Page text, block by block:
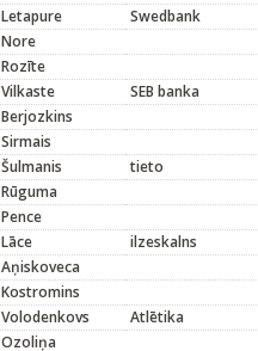
Letapure
Swedbank
Nore
Rozīte
Vilkaste
SEB banka
Berjozkins
Sirmais
Šulmanis
tieto
Rūguma
Pence
Lāce
ilzeskalns
Aņiskoveca
Kostromins
Volodenkovs
Atlētika
Ozoliņa